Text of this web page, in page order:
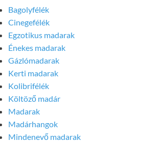
Bagolyfélék
Cinegefélék
Egzotikus madarak
Énekes madarak
Gázlómadarak
Kerti madarak
Kolibrifélék
Költöző madár
Madarak
Madárhangok
Mindenevő madarak